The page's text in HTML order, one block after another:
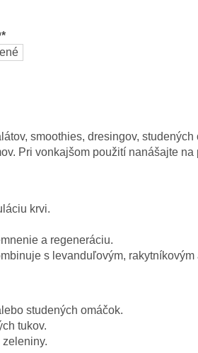
smoothies, dresingov,
Pri vonkajšom použití nanášajte
krvi.
a regeneráciu.
s levanduľovým,
studených omáčok.
tukov.